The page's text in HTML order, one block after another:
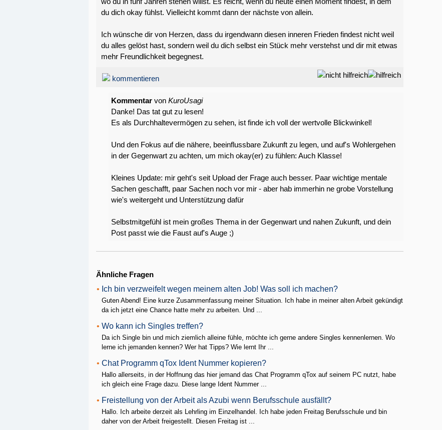
du dich okay fühlst. Vielleicht kommt dann der nächste von allein.
Ich wünsche dir von Herzen, dass du irgendwann diesen inneren Frieden findest nicht weil
du alles gelöst hast, sondern weil du dich selbst ein Stück mehr verstehst und dir mit etwas
mehr Freundlichkeit begegnest.
kommentieren
Kommentar von KuroUsagi
Danke! Das tat gut zu lesen!
Es als Durchhaltevermögen zu sehen, ist finde ich voll der wertvolle Blickwinkel!
Und den Fokus auf die nähere, beeinflussbare Zukunft zu legen, und auf's Wohlergehen
in der Gegenwart zu achten, um mich okay(er) zu fühlen: Auch Klasse!
Kleines Update: mir geht's seit Upload der Frage auch besser. Paar wichtige mentale
Sachen geschafft, paar Sachen noch vor mir - aber hab immerhin ne grobe Vorstellung
wie's weitergeht und Unterstützung dafür
Selbstmitgefühl ist mein großes Thema in der Gegenwart und nahen Zukunft, und dein
Post passt wie die Faust auf's Auge ;)
Ähnliche Fragen
• Ich bin verzweifelt wegen meinem alten Job! Was soll ich machen?
Guten Abend! Eine kurze Zusammenfassung meiner Situation. Ich habe in meiner alten Arbeit gekündigt
da ich jetzt eine Chance hatte mehr zu arbeiten. Und ...
• Wo kann ich Singles treffen?
Da ich Single bin und mich ziemlich alleine fühle, möchte ich gerne andere Singles kennenlernen. Wo
lerne ich jemanden kennen? Wer hat Tipps? Wie lernt Ihr ...
• Chat Programm qTox Ident Nummer kopieren?
Hallo allerseits, in der Hoffnung das hier jemand das Chat Programm qTox auf seinem PC nutzt, habe
ich gleich eine Frage dazu. Diese lange Ident Nummer ...
• Freistellung von der Arbeit als Azubi wenn Berufsschule ausfällt?
Hallo. Ich arbeite derzeit als Lehrling im Einzelhandel. Ich habe jeden Freitag Berufsschule und bin
daher von der Arbeit freigestellt. Diesen Freitag ist ...